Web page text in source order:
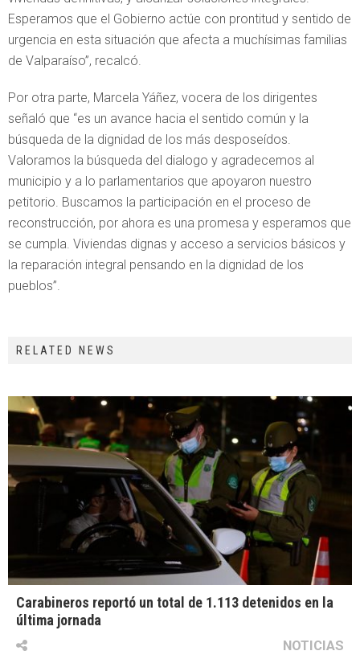
Esperamos que el Gobierno actúe con prontitud y sentido de
urgencia en esta situación que afecta a muchísimas familias
de Valparaíso”, recalcó.
Por otra parte, Marcela Yáñez, vocera de los dirigentes
señaló que “es un avance hacia el sentido común y la
búsqueda de la dignidad de los más desposeídos.
Valoramos la búsqueda del dialogo y agradecemos al
municipio y a lo parlamentarios que apoyaron nuestro
petitorio. Buscamos la participación en el proceso de
reconstrucción, por ahora es una promesa y esperamos que
se cumpla. Viviendas dignas y acceso a servicios básicos y
la reparación integral pensando en la dignidad de los
pueblos”.
RELATED NEWS
Carabineros reportó un total de 1.113 detenidos en la
última jornada
NOTICIAS